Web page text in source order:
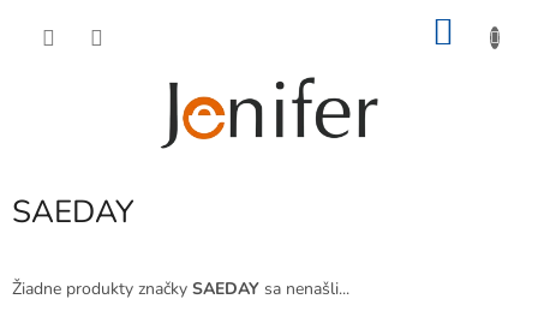
SAEDAY
Žiadne produkty značky SAEDAY sa nenašli...